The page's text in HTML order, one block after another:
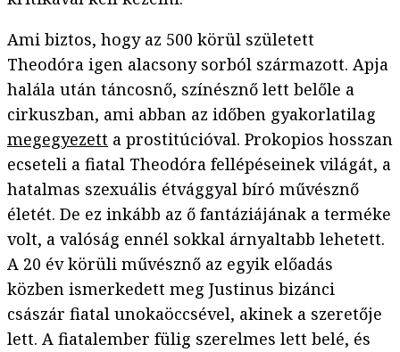
Ami biztos, hogy az 500 körül született
Theodóra igen alacsony sorból származott. Apja
halála után táncosnő, színésznő lett belőle a
cirkuszban, ami abban az időben gyakorlatilag
megegyezett a prostitúcióval. Prokopios hosszan
ecseteli a fiatal Theodóra fellépéseinek világát, a
hatalmas szexuális étvággyal bíró művésznő
életét. De ez inkább az ő fantáziájának a terméke
volt, a valóság ennél sokkal árnyaltabb lehetett.
A 20 év körüli művésznő az egyik előadás
közben ismerkedett meg Justinus bizánci
császár fiatal unokaöccsével, akinek a szeretője
lett. A fiatalember fülig szerelmes lett belé, és